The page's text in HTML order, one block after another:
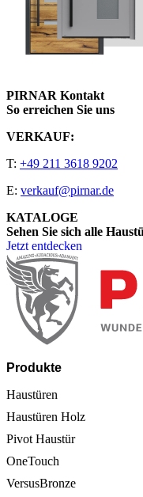
PIRNAR Kontakt
So erreichen Sie uns
VERKAUF:
T: +49 211 3618 9202
E: verkauf@pirnar.de
KATALOGE
Sehen Sie sich alle
Jetzt entdecken
Seitenfooter
Produkte
Haustüren
Haustüren Holz
Pivot Haustür
OneTouch
VersusBronze